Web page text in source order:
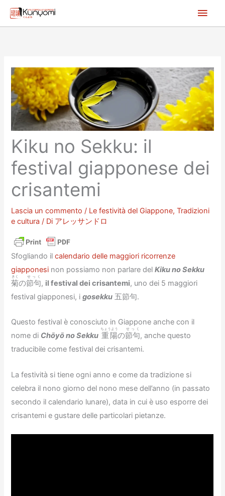
Kiku no Sekku: il
festival giapponese dei
crisantemi
Lascia un commento / Le festività del Giappone,Tradizioni
e cultura / Di アレッサンドロ
Sfogliando ilcalendario delle maggiori ricorrenze
giapponesi non possiamo non parlare delKiku no Sekku
菊
きく
の節句
せっく
, il festival dei crisantemi, uno dei 5 maggiori
festival giapponesi, igosekku 五節句.
Questo festival è conosciuto in Giappone anche con il
nome di Chōyō no Sekku 重陽
ちょうよう
の節句
せっく
, anche questo
traducibile come festival dei crisantemi.
La festività si tiene ogni anno e come da tradizione si
celebra il nono giorno del nono mese dell’anno (in passato
secondo il calendario lunare), data in cui è uso esporre dei
crisantemi e gustare delle particolari pietanze.